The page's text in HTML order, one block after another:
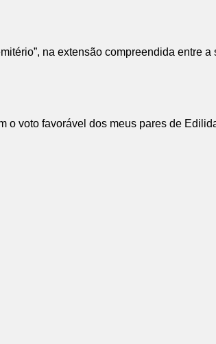
na extensão compreendida entre
o voto favorável dos meus pares de